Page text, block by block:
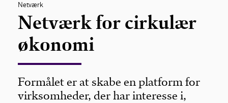
Netværk
Netværk for cirkulær
økonomi
Formålet er at skabe en platform for
virksomheder, der har interesse i,